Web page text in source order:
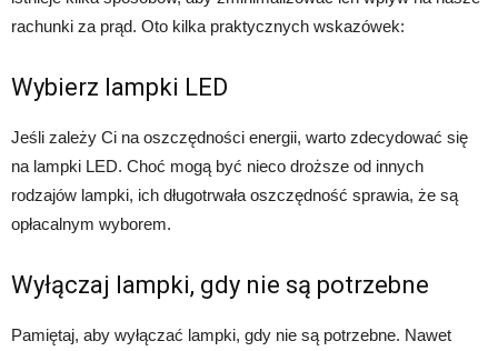
rachunki za prąd. Oto kilka praktycznych wskazówek:
Wybierz lampki LED
Jeśli zależy Ci na oszczędności energii, warto zdecydować się
na lampki LED. Choć mogą być nieco droższe od innych
rodzajów lampki, ich długotrwała oszczędność sprawia, że są
opłacalnym wyborem.
Wyłączaj lampki, gdy nie są potrzebne
Pamiętaj, aby wyłączać lampki, gdy nie są potrzebne. Nawet